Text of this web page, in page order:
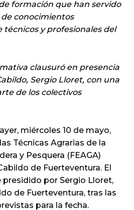
formación que han servido
conocimientos
técnicos y profesionales del
clausuró en presencia
Sergio Lloret, con una
de los colectivos
miércoles 10 de mayo,
Técnicas Agrarias de la
y Pesquera (FEAGA)
de Fuerteventura. El
presidido por Sergio Lloret,
de Fuerteventura, tras las
para la fecha.